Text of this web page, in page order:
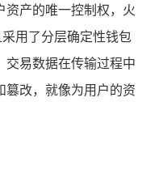
资产的唯一控制权，火
用了分层确定性钱包
交易数据在传输过程中
篡改，就像为用户的资